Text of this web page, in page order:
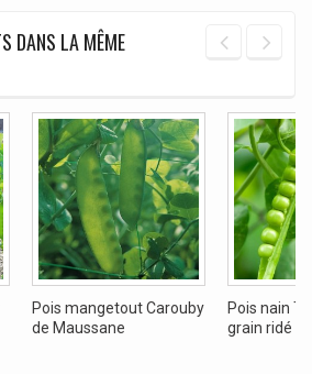
DANS LA MÊME
Pois mangetout Carouby
de Maussane
Pois nain
grain ridé